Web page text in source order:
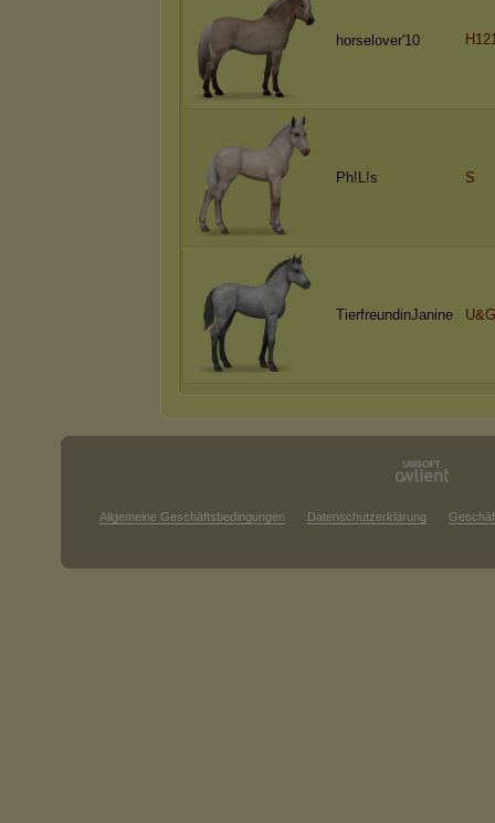
horselover'10
Ph!L!s S
TierfreundinJanine U&G
Allgemeine Geschäftsbedingungen Datenschutzerklärung